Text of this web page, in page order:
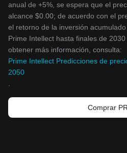
anual de +5%, se espera que el
alcance $0.00; de acuerdo con el
el retorno de la inversión
Prime Intellect hasta finales de
obtener más información, consulta:
Prime Intellect Predicciones de
2050
Comprar